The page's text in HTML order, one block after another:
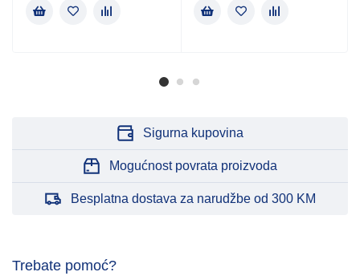
Sigurna kupovina
Mogućnost povrata proizvoda
Besplatna dostava za narudžbe od 300 KM
Trebate pomoć?